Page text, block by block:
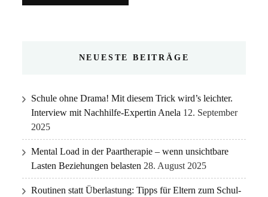
NEUESTE BEITRÄGE
Schule ohne Drama! Mit diesem Trick wird’s leichter.
Interview mit Nachhilfe-Expertin Anela 12. September
2025
Mental Load in der Paartherapie – wenn unsichtbare
Lasten Beziehungen belasten 28. August 2025
Routinen statt Überlastung: Tipps für Eltern zum Schul-